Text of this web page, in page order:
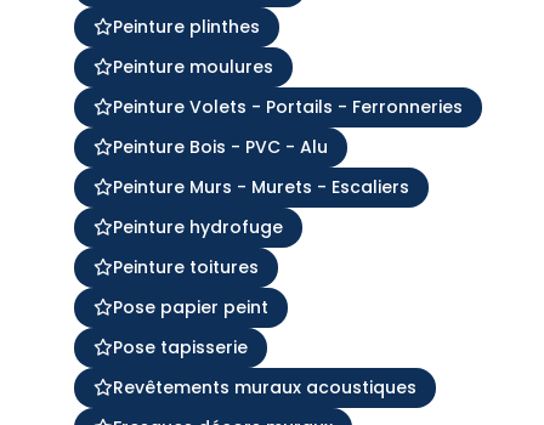
Peinture plinthes
Peinture moulures
Peinture Volets - Portails - Ferronneries
Peinture Bois - PVC - Alu
Peinture Murs - Murets - Escaliers
Peinture hydrofuge
Peinture toitures
Pose papier peint
Pose tapisserie
Revêtements muraux acoustiques